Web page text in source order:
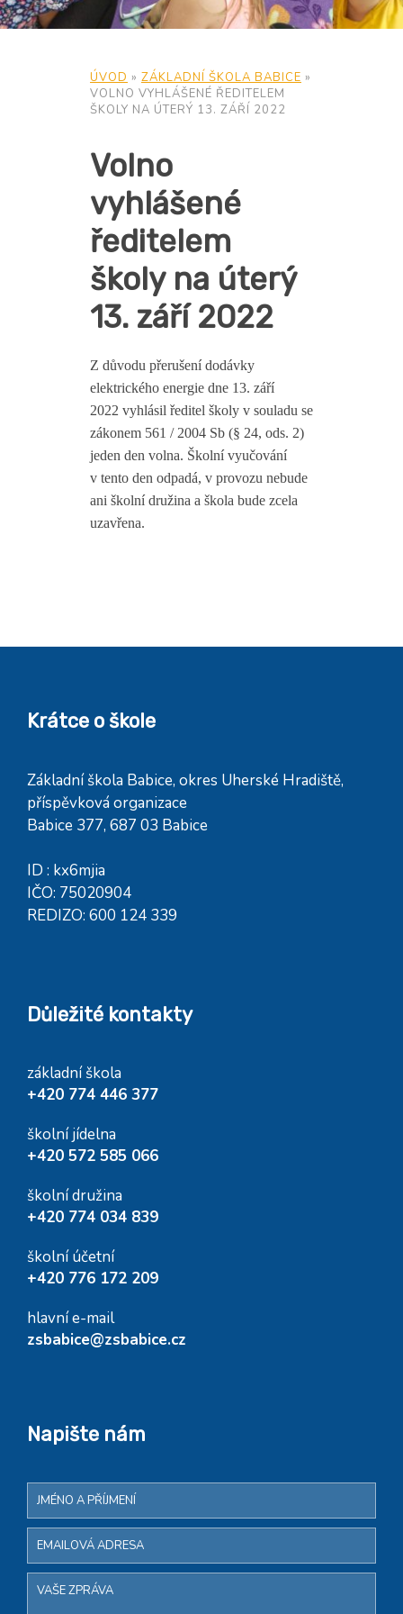
ÚVOD » ZÁKLADNÍ ŠKOLA BABICE »
VOLNO VYHLÁŠENÉ ŘEDITELEM
ŠKOLY NA ÚTERÝ 13. ZÁŘÍ 2022
Volno
vyhlášené
ředitelem
školy na úterý
13. září 2022
Z důvodu přerušení dodávky
elektrického energie dne 13. září
2022 vyhlásil ředitel školy v souladu se
zákonem 561 / 2004 Sb (§ 24, ods. 2)
jeden den volna. Školní vyučování
v tento den odpadá, v provozu nebude
ani školní družina a škola bude zcela
uzavřena.
Krátce o škole
Základní škola Babice, okres Uherské Hradiště,
příspěvková organizace
Babice 377, 687 03 Babice
ID : kx6mjia
IČO: 75020904
REDIZO: 600 124 339
Důležité kontakty
základní škola
+420 774 446 377
školní jídelna
+420 572 585 066
školní družina
+420 774 034 839
školní účetní
+420 776 172 209
hlavní e-mail
zsbabice@zsbabice.cz
Napište nám